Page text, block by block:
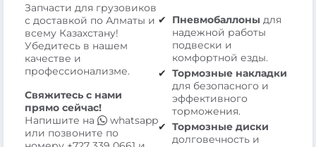
Запчасти для грузовиков
с доставкой по Алматы и
всему Казахстану!
Убедитесь в нашем
качестве и
профессионализме.
Свяжитесь с нами
прямо сейчас!
Напишите на
whatsapp
или позвоните по
Пневмобаллоны для
надежной работы
подвески и
комфортной езды.
Тормозные накладки
для безопасного и
эффективного
торможения.
Тормозные диски
долговечность и